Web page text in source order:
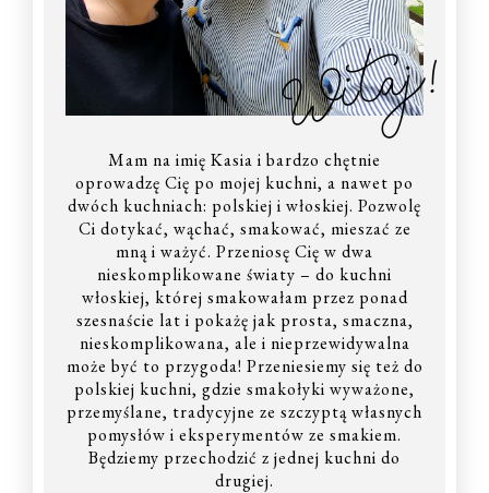
Witaj!
Mam na imię Kasia i bardzo chętnie
oprowadzę Cię po mojej kuchni, a nawet po
dwóch kuchniach: polskiej i włoskiej. Pozwolę
Ci dotykać, wąchać, smakować, mieszać ze
mną i ważyć. Przeniosę Cię w dwa
nieskomplikowane światy – do kuchni
włoskiej, której smakowałam przez ponad
szesnaście lat i pokażę jak prosta, smaczna,
nieskomplikowana, ale i nieprzewidywalna
może być to przygoda! Przeniesiemy się też do
polskiej kuchni, gdzie smakołyki wyważone,
przemyślane, tradycyjne ze szczyptą własnych
pomysłów i eksperymentów ze smakiem.
Będziemy przechodzić z jednej kuchni do
drugiej.